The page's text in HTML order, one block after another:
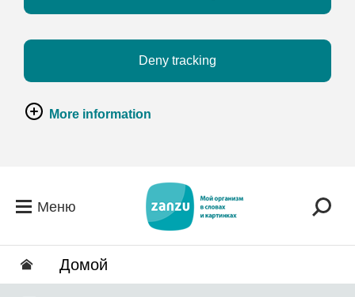
Deny tracking
More information
Меню
Домой